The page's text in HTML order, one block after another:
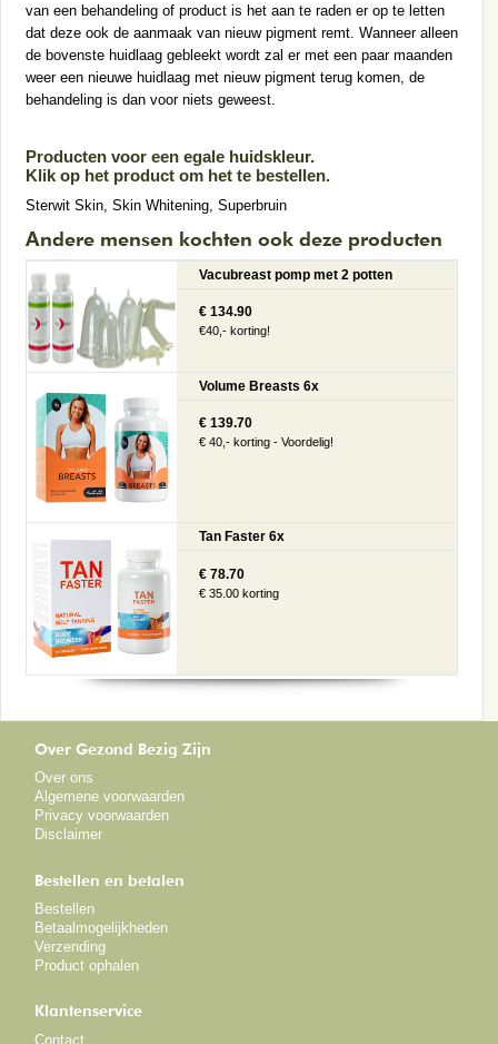
van een behandeling of product is het aan te raden er op te letten
dat deze ook de aanmaak van nieuw pigment remt. Wanneer alleen
de bovenste huidlaag gebleekt wordt zal er met een paar maanden
weer een nieuwe huidlaag met nieuw pigment terug komen, de
behandeling is dan voor niets geweest.
Producten voor een egale huidskleur.
Klik op het product om het te bestellen.
Sterwit Skin, Skin Whitening, Superbruin
Andere mensen kochten ook deze producten
Vacubreast pomp met 2 potten
€ 134.90
€40,- korting!
Volume Breasts 6x
€ 139.70
€ 40,- korting - Voordelig!
Tan Faster 6x
€ 78.70
€ 35.00 korting
Over Gezond Bezig Zijn
Over ons
Algemene voorwaarden
Privacy voorwaarden
Disclaimer
Bestellen en betalen
Bestellen
Betaalmogelijkheden
Verzending
Product ophalen
Klantenservice
Contact